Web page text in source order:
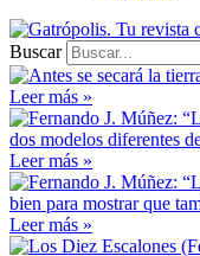
Buscar
Leer más »
Leer más »
Leer más »